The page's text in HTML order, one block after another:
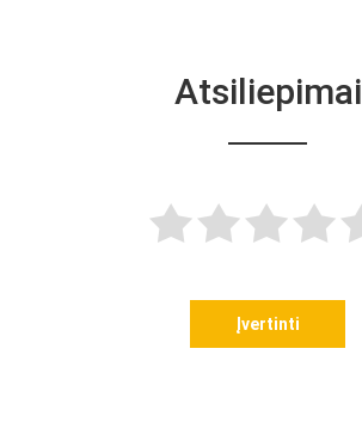
Atsiliepimai
Įvertinti